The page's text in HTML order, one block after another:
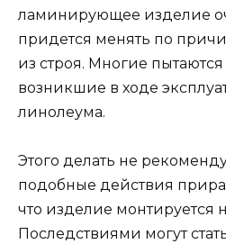
ламинирующее изделие
придется менять по
из строя. Многие
возникшие в ходе
линолеума.
Этого делать не
подобные действия
что изделие монтируется
Последствиями могут